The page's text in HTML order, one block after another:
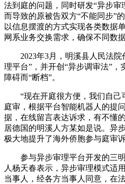
法到庭的问题，同时研发“异步
而导致的原被告双方“不能同步”
以信息摆渡的方式实现各类数据
网系业务交换需求，确保不同数
2023年3月，明溪县人民法院
理平台”，并开创“异步调审法”
障碍而“断档”。
“现在开庭很方便，我们自己
庭审，根据平台智能机器人的提
据，在线留言表达诉求，有不懂
居德国的明溪人方某如是说。异
极大地提升了海外侨胞参与庭审
参与异步审理平台开发的三明
人杨天春表示，异步审理模式适
当事人，经各方当事人同意，在